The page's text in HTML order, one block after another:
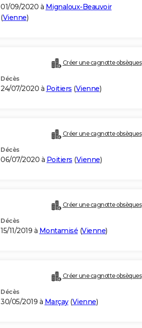
01/09/2020 à Mignaloux-Beauvoir
(Vienne)
Créer une cagnotte obsèques
Décès
24/07/2020 à Poitiers (Vienne)
Créer une cagnotte obsèques
Décès
06/07/2020 à Poitiers (Vienne)
Créer une cagnotte obsèques
Décès
15/11/2019 à Montamisé (Vienne)
Créer une cagnotte obsèques
Décès
30/05/2019 à Marçay(Vienne)